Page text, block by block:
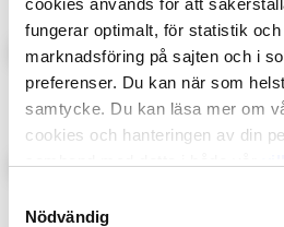
cookies används för att
fungerar optimalt, för statistik
marknadsföring på sajten och i
preferenser. Du kan när som
samtycke. Du kan läsa mer om
cookies och hanteringen av din
Nödvändig
Power Magazine